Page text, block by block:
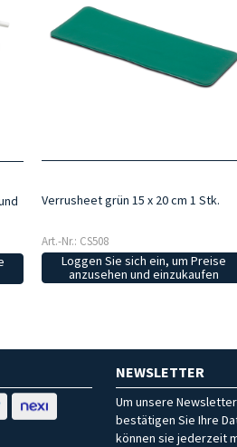
Verrusheet grün 15 x 20 cm 1 Stk.
Art.-Nr.: CS508
Loggen Sie sich ein, um Preise
anzusehen und einzukaufen
NEWSLETTER
Um unsere
bestätigen Sie Ihre
können sie jederzeit